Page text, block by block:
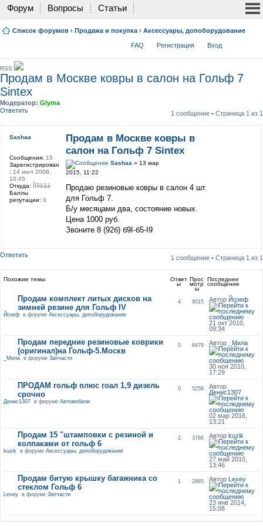
Форум Вопросы Статьи
Список форумов ‹ Продажа и покупка ‹ Аксессуары, допоборудование
FAQ Регистрация Вход
RSS
Продам в Москве ковры в салон на Гольф 7
Sintex
Модератор: Glyma
Ответить
1 сообщение • Страница 1 из 1
Продам в Москве ковры в
салон на Гольф 7 Sintex
Sashaa» 13 мар
2015, 11:22
Продаю резиновые ковры в салон 4 шт.
для Гольф 7.
Б/у месяцами два, состояние новых.
Цена 1000 руб.
Звоните 8 (92б) б9I-б5-I9
Sashaa
Сообщения: 15
Зарегистрирован
: 14 июл 2008,
10:45
Откуда: Ìîñêâà
Баллы
репутации: 0
Ответить 1 сообщение • Страница 1 из 1
Похожие темы Ответ
ы
Прос
мотр
ы
Последнее
сообщение
Продам комплект литых дисков на
зимней резине для Гольф IV
Йозефв форуме Аксессуары, допоборудование
4 9015 Автор Йозеф
21 окт 2010,
09:34
Продам передние резиновые коврики
(оригинал)на Гольф-5.Москв
_Милав форуме Запчасти
0 6479 Автор _Мила
30 ноя 2010,
17:29
ПРОДАМ гольф плюс гоал 1,9 дизель
срочно
Денис1307в форуме Автомобили
0 5258
Автор
Денис1307
02 мар 2016,
13:21
Продам 15 "штамповки с резиной и
колпаками от гольф 6
kuzik в форуме Аксессуары, допоборудование
2 3766 Авторkuzik
27 май 2010,
13:46
Продам битую крышку багажника со
стеклом Гольф 6
Lexeyв форуме Запчасти
1 2885 Автор Lexey
23 янв 2014,
15:08